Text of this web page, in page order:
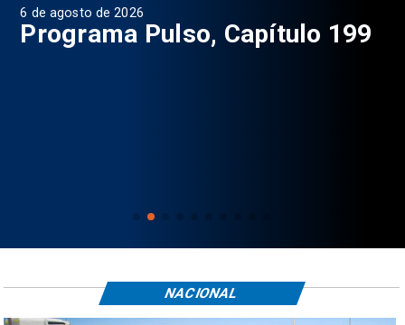
6 de agosto de 2026
Programa Pulso, Capítulo 199
NACIONAL